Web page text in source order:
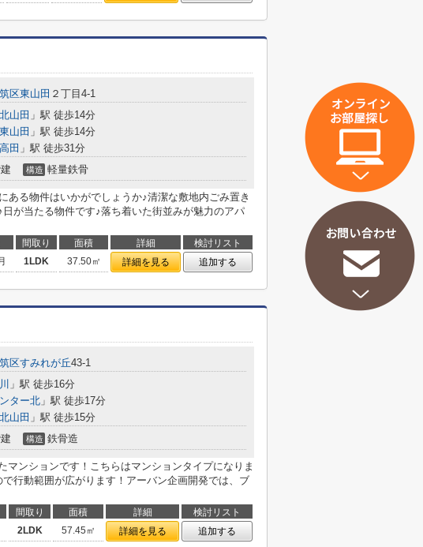
区東山田 ２丁目4-1
北山田 」駅 徒歩14分
東山田 」駅 徒歩14分
高田 」駅 徒歩31分
構造 軽量鉄骨
ある物件はいかがでしょうか♪清潔な敷地内ごみ置き
が当たる物件です♪落ち着いた街並みが魅力のアパ
間取り 面積 詳細
検討リスト
1LDK 37.50㎡ 詳細を見る 追加する
区すみれが丘43-1
」駅 徒歩16分
ター北 」駅 徒歩17分
北山田 」駅 徒歩15分
構造 鉄骨造
マンションです！こちらはマンションタイプになりま
行動範囲が広がります！アーバン企画開発では、ブ
間取り 面積 詳細
検討リスト
2LDK 57.45㎡ 詳細を見る 追加する